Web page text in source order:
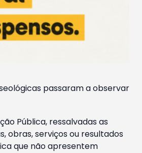
passaram a observar
Pública, ressalvadas as
obras, serviços ou resultados
que não apresentem